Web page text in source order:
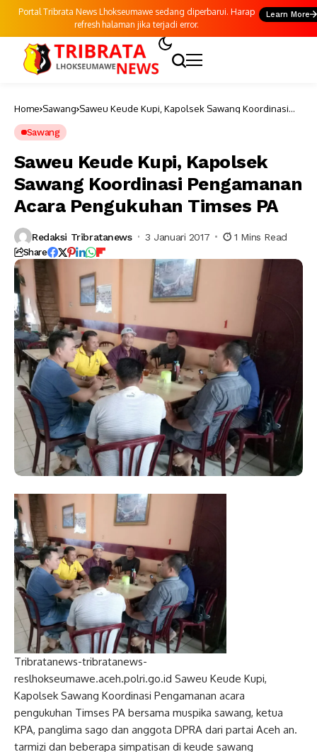
Portal Tribrata News Lhokseumawe sedang diperbarui. Harap
refresh halaman jika terjadi error.
Learn More
Home Sawang Saweu Keude Kupi, Kapolsek Sawang Koordinasi
Sawang
Saweu Keude Kupi, Kapolsek
Sawang Koordinasi Pengamanan
Acara Pengukuhan Timses PA
Redaksi Tribratanews 3 Januari 2017 1 Mins Read
Share
Tribratanews-tribratanews-
reslhokseumawe.aceh.polri.go.id Saweu Keude Kupi,
Kapolsek Sawang Koordinasi Pengamanan acara
pengukuhan Timses PA bersama muspika sawang, ketua
KPA, panglima sago dan anggota DPRA dari partai Aceh an.
tarmizi dan beberapa simpatisan di keude sawang